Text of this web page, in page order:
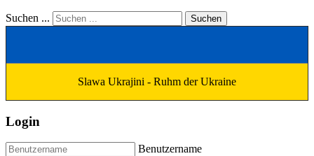
Suchen ... Suchen
Slawa Ukrajini - Ruhm der Ukraine
Login
Benutzername